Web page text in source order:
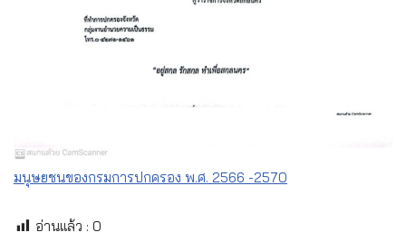
มนุษยชนของกรมการปกครอง พ.ศ. 2566 -2570
อ่านแล้ว : 0